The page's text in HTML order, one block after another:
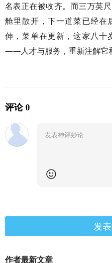
名表正在被收齐。而三万英
舱里散开，下一道菜已经在
伸，菜单在更新，这家八十
——人才与服务，重新注解它
评论 0
发
作者最新文章